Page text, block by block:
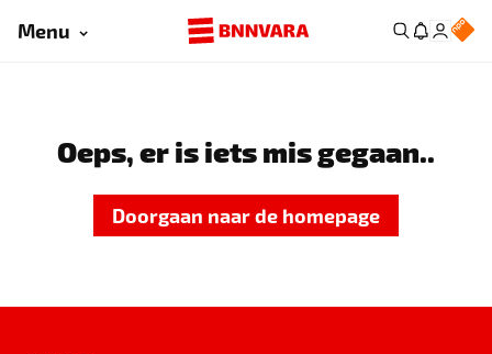
Menu
Oeps, er is iets mis gegaan..
Doorgaan naar de homepage